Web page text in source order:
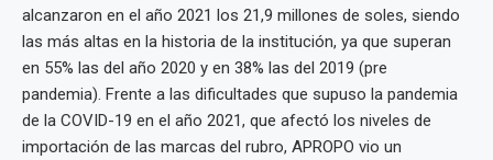
alcanzaron en el año 2021 los 21,9 millones de soles, siendo
las más altas en la historia de la institución, ya que superan
en 55% las del año 2020 y en 38% las del 2019 (pre
pandemia). Frente a las dificultades que supuso la pandemia
de la COVID-19 en el año 2021, que afectó los niveles de
importación de las marcas del rubro, APROPO vio un